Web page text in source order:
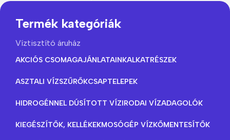
Termék kategóriák
Víztisztító áruház
AKCIÓS CSOMAGAJÁNLATAINKALKATRÉSZEK
ASZTALI VÍZSZŰRŐKCSAPTELEPEK
HIDROGÉNNEL DÚSÍTOTT VÍZIRODAI VÍZADAGOLÓK
KIEGÉSZÍTŐK, KELLÉKEKMOSÓGÉP VÍZKŐMENTESÍTŐK